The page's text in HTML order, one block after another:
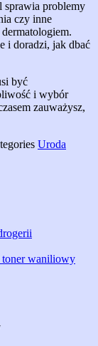
sprawia problemy
czy inne
i doradzi, jak dbać
być
i wybór
zauważysz,
Uroda
toner waniliowy